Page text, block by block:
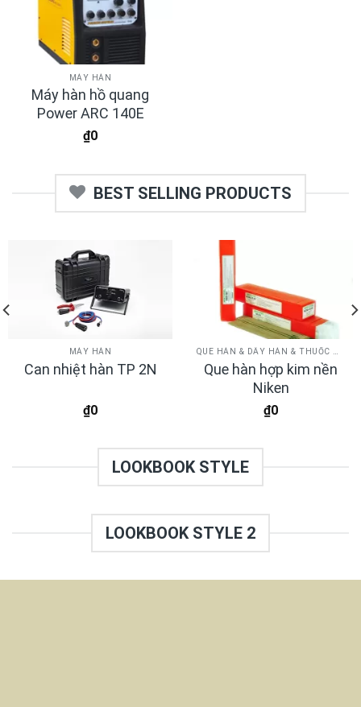
MÁY HÀN
Máy hàn hồ quang
Power ARC 140E
₫0
BEST SELLING PRODUCTS
MÁY HÀN
Can nhiệt hàn TP 2N
₫0
Que hàn hợp kim nền
Niken
₫0
LOOKBOOK STYLE
LOOKBOOK STYLE 2